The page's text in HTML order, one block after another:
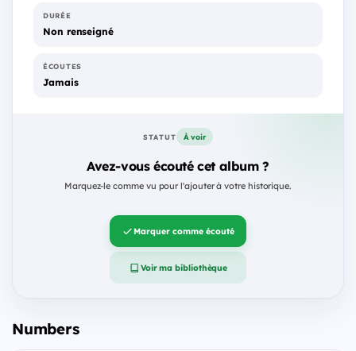
DURÉE
Non renseigné
ÉCOUTES
Jamais
STATUT À voir
Avez-vous écouté cet album ?
Marquez-le comme vu pour l'ajouter à votre historique.
Marquer comme écouté
Voir ma bibliothèque
Numbers